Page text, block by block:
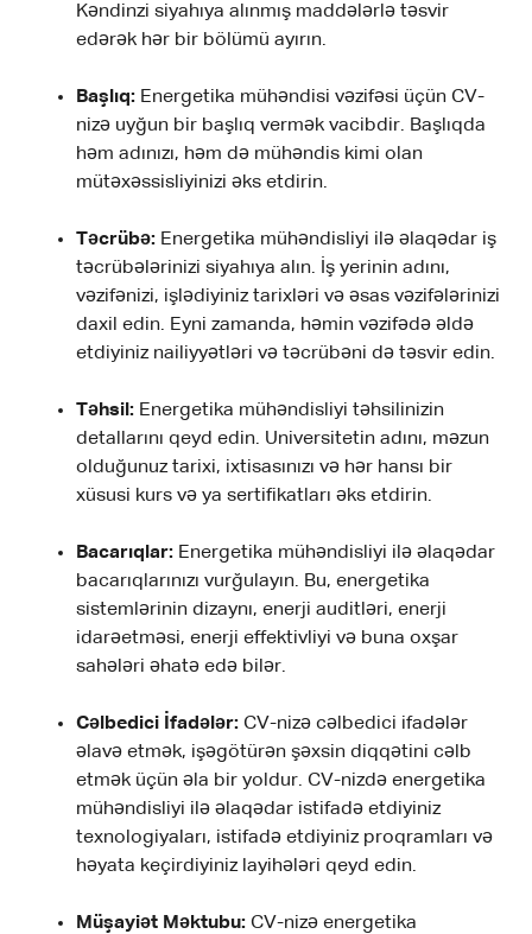
Kəndinzi siyahıya alınmış maddələrlə təsvir
edərək hər bir bölümü ayırın.
Başlıq: Energetika mühəndisi vəzifəsi üçün CV-
nizə uyğun bir başlıq vermək vacibdir. Başlıqda
həm adınızı, həm də mühəndis kimi olan
mütəxəssisliyinizi əks etdirin.
Təcrübə: Energetika mühəndisliyi ilə əlaqədar iş
təcrübələrinizi siyahıya alın. İş yerinin adını,
vəzifənizi, işlədiyiniz tarixləri və əsas vəzifələrinizi
daxil edin. Eyni zamanda, həmin vəzifədə əldə
etdiyiniz nailiyyətləri və təcrübəni də təsvir edin.
Təhsil: Energetika mühəndisliyi təhsilinizin
detallarını qeyd edin. Universitetin adını, məzun
olduğunuz tarixi, ixtisasınızı və hər hansı bir
xüsusi kurs və ya sertifikatları əks etdirin.
Bacarıqlar: Energetika mühəndisliyi ilə əlaqədar
bacarıqlarınızı vurğulayın. Bu, energetika
sistemlərinin dizaynı, enerji auditləri, enerji
idarəetməsi, enerji effektivliyi və buna oxşar
sahələri əhatə edə bilər.
Cəlbedici İfadələr: CV-nizə cəlbedici ifadələr
əlavə etmək, işəgötürən şəxsin diqqətini cəlb
etmək üçün əla bir yoldur. CV-nizdə energetika
mühəndisliyi ilə əlaqədar istifadə etdiyiniz
texnologiyaları, istifadə etdiyiniz proqramları və
həyata keçirdiyiniz layihələri qeyd edin.
Müşayiət Məktubu: CV-nizə energetika